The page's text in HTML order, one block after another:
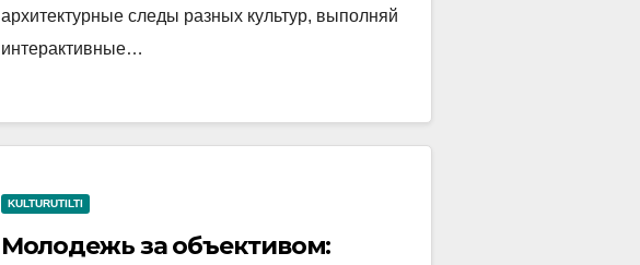
архитектурные следы разных культур, выполняй
интерактивные…
KULTURUTILTI
Молодежь за объективом: